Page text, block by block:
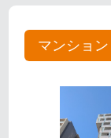
マンション